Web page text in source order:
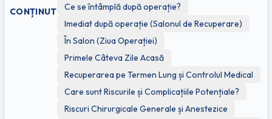
CONȚINUT
Ce se întâmplă după operație?
Imediat după operație (Salonul de Recuperare)
În Salon (Ziua Operației)
Primele Câteva Zile Acasă
Recuperarea pe Termen Lung și Controlul Medical
Care sunt Riscurile și Complicațiile Potențiale?
Riscuri Chirurgicale Generale și Anestezice